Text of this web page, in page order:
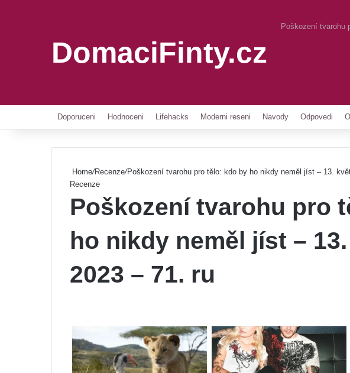
DomaciFinty.cz
Poškození tvarohu
Doporuceni Hodnoceni Lifehacks Moderni reseni Navody Odpovedi
Home/Recenze/Poškození tvarohu pro tělo: kdo by ho nikdy neměl jíst – 13.
Recenze
Poškození tvarohu pro
ho nikdy neměl jíst –
2023 – 71. ru